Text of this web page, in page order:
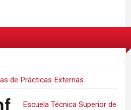
de Prácticas Externas
Escuela Técnica Superior de